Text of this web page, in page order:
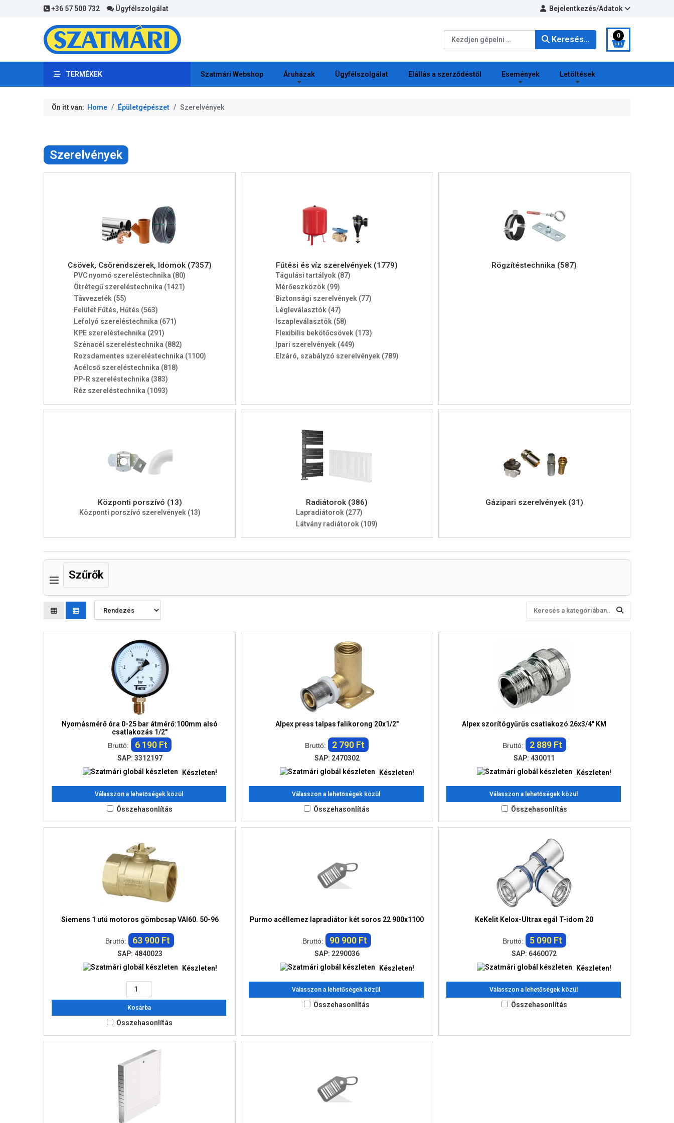
+36 57 500 732 Ügyfélszolgálat Bejelentkezés/Adatok
Keresés... 0
TERMÉKEK Szatmári Webshop Áruházak Ügyfélszolgálat Elállás a szerződéstől Események Letöltések
Ön itt van: Home Épületgépészet Szerelvények
Szerelvények
Csövek, Csőrendszerek, Idomok (7357)
PVC nyomó szereléstechnika (80)
Ötrétegű szereléstechnika (1421)
Távvezeték (55)
Felület Fűtés, Hűtés (563)
Lefolyó szereléstechnika (671)
KPE szereléstechnika (291)
Szénacél szereléstechnika (882)
Rozsdamentes szereléstechnika (1100)
Acélcső szereléstechnika (818)
PP-R szereléstechnika (383)
Réz szereléstechnika (1093)
Fűtési és víz szerelvények (1779)
Tágulási tartályok (87)
Mérőeszközök (99)
Biztonsági szerelvények (77)
Légleválasztók (47)
Iszapleválasztók (58)
Flexibilis bekötőcsövek (173)
Ipari szerelvények (449)
Elzáró, szabályzó szerelvények (789)
Rögzítéstechnika (587)
Központi porszívó (13)
Központi porszívó szerelvények (13)
Radiátorok (386)
Lapradiátorok (277)
Látvány radiátorok (109)
Gázipari szerelvények (31)
Szűrők
Nyomásmérő óra 0-25 bar átmérő:100mm alsó
csatlakozás 1/2"
Bruttó:
6 190 Ft
SAP: 3312197
Készleten!
Válasszon a lehetőségek közül
Összehasonlítás
Alpex press talpas falikorong 20x1/2"
Bruttó: 2 790 Ft
SAP: 2470302
Készleten!
Válasszon a lehetőségek közül
Összehasonlítás
Alpex szorítógyűrűs csatlakozó 26x3/4" KM
Bruttó: 2 889 Ft
SAP: 430011
Készleten!
Válasszon a lehetőségek közül
Összehasonlítás
Siemens 1 utú motoros gömbcsap VAI60. 50-96
Bruttó: 63 900 Ft
SAP: 4840023
Készleten!
Kosárba
Összehasonlítás
Purmo acéllemez lapradiátor két soros 22 900x1100
Bruttó: 90 900 Ft
SAP: 2290036
Készleten!
Válasszon a lehetőségek közül
Összehasonlítás
KeKelit Kelox-Ultrax egál T-idom 20
Bruttó: 5 090 Ft
SAP: 6460072
Készleten!
Válasszon a lehetőségek közül
Összehasonlítás